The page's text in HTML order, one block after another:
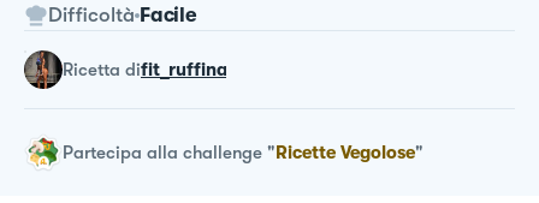
Difficoltà Facile
ricetta difit_ruffina
Partecipa alla challenge "Ricette Vegolose"